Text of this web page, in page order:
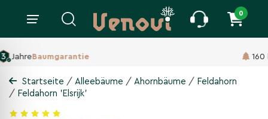
0
160 ha Baumschule,
Startseite / Alleebäume / Ahornbäume / Feldahorn
/ Feldahorn 'Elsrijk'